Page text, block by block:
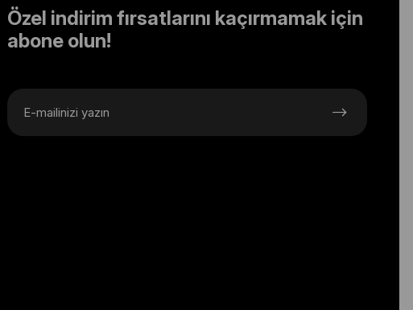
Özel indirim fırsatlarını kaçırmamak için
abone olun!